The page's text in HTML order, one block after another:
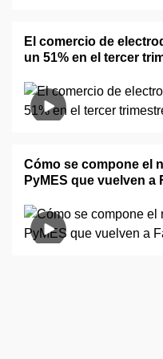
El comercio de
un 51% en el tercer
Cómo se compone el
PyMES que vuelven a